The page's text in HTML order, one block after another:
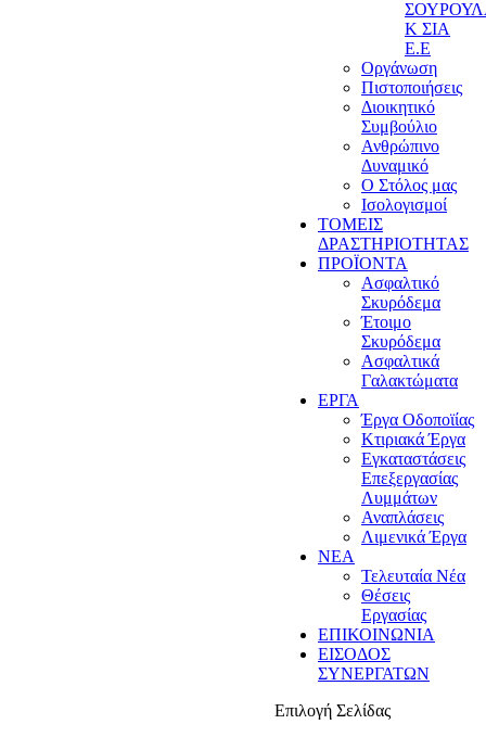
Κ ΣΙΑ
Ε.Ε
Οργάνωση
Πιστοποιήσεις
Διοικητικό
Συμβούλιο
Ανθρώπινο
Δυναμικό
Ο Στόλος μας
Ισολογισμοί
ΤΟΜΕΙΣ
ΔΡΑΣΤΗΡΙΟΤΗΤΑΣ
ΠΡΟΪΟΝΤΑ
Ασφαλτικό
Σκυρόδεμα
Έτοιμο
Σκυρόδεμα
Ασφαλτικά
Γαλακτώματα
ΕΡΓΑ
Έργα Οδοποϊίας
Κτιριακά Έργα
Εγκαταστάσεις
Επεξεργασίας
Λυμμάτων
Αναπλάσεις
Λιμενικά Έργα
ΝΕΑ
Τελευταία Νέα
Θέσεις
Εργασίας
ΕΠΙΚΟΙΝΩΝΙΑ
ΕΙΣΟΔΟΣ
ΣΥΝΕΡΓΑΤΩΝ
Επιλογή Σελίδας